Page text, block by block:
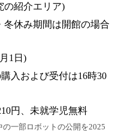
の紹介エリア)
冬休み期間は開館の場合
1日)
入および受付は16時30
円、未就学児無料
一部ロボットの公開を2025